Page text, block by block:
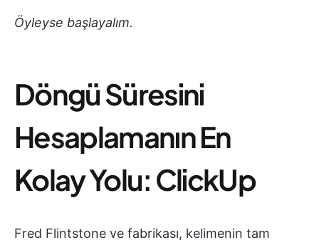
Öyleyse başlayalım.
Döngü Süresini
Hesaplamanın En
Kolay Yolu: ClickUp
Fred Flintstone ve fabrikası, kelimenin tam